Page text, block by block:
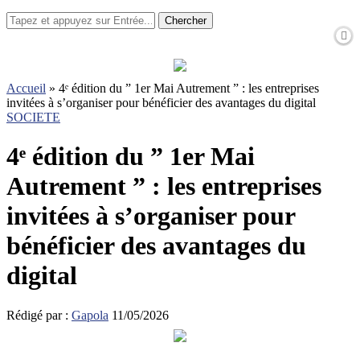
Chercher
Accueil » 4ᵉ édition du ” 1er Mai Autrement ” : les entreprises
invitées à s’organiser pour bénéficier des avantages du digital
SOCIETE
4ᵉ édition du ” 1er Mai
Autrement ” : les entreprises
invitées à s’organiser pour
bénéficier des avantages du
digital
Rédigé par : Gapola 11/05/2026